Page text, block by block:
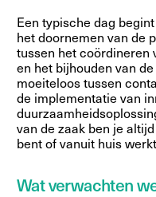
Een typische dag
het doornemen van de
tussen het coördineren
en het bijhouden van
moeiteloos tussen
de implementatie van
van de zaak ben je
bent of vanuit huis
Wat verwachten